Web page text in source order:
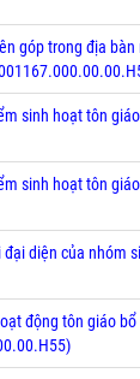
góp trong địa
sinh hoạt tôn
sinh hoạt tôn
diện của nhóm
động tôn giáo